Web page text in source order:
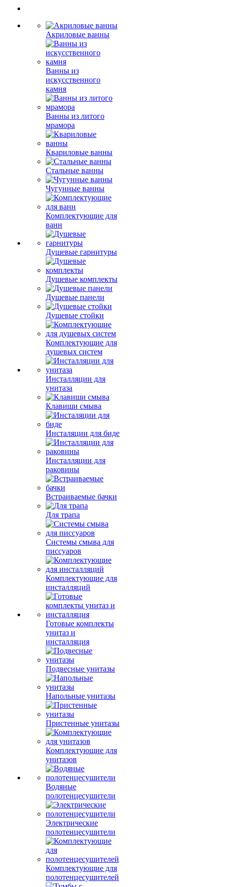
Акриловые ванны
Ванны из
искусственного
камня
Ванны из литого
мрамора
Квариловые ванны
Стальные ванны
Чугунные ванны
Комплектующие для
ванн
Душевые гарнитуры
Душевые комплекты
Душевые панели
Душевые стойки
Комплектующие для
душевых систем
Инсталляции для
унитаза
Клавиши смыва
Инсталяции для биде
Инсталляции для
раковины
Встраиваемые бачки
Для трапа
Системы смыва для
писсуаров
Комплектующие для
инсталляций
Готовые комплекты
унитаз и
инсталляция
Подвесные унитазы
Напольные унитазы
Пристенные унитазы
Комплектующие для
унитазов
Водяные
полотенцесушители
Электрические
полотенцесушители
Комплектующие для
полотенцесушителей